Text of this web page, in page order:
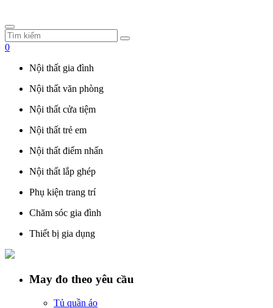
0
Nội thất gia đình
Nội thất văn phòng
Nội thất cửa tiệm
Nội thất trẻ em
Nội thất điểm nhấn
Nội thất lắp ghép
Phụ kiện trang trí
Chăm sóc gia đình
Thiết bị gia dụng
May đo theo yêu cầu
Tủ quần áo